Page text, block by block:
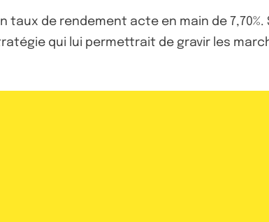
de rendement acte en main de 7,70%.
qui lui permettrait de gravir les